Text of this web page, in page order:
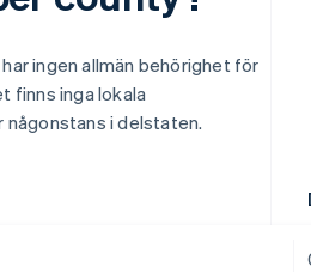
har ingen allmän behörighet för
finns inga lokala
i delstaten.